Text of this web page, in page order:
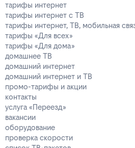
тарифы интернет
тарифы интернет с ТВ
тарифы интернет, ТВ, мобильная
тарифы «Для всех»
тарифы «Для дома»
домашнее ТВ
домашний интернет
домашний интернет и ТВ
промо-тарифы и акции
контакты
услуга «Переезд»
вакансии
оборудование
проверка скорости